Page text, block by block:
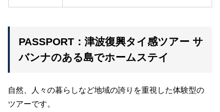
PASSPORT：津波復興タイ感ツアー サ
バンナのある島でホームステイ
自然、人々の暮らしなど地域の誇りを重視した体験型の
ツアーです。